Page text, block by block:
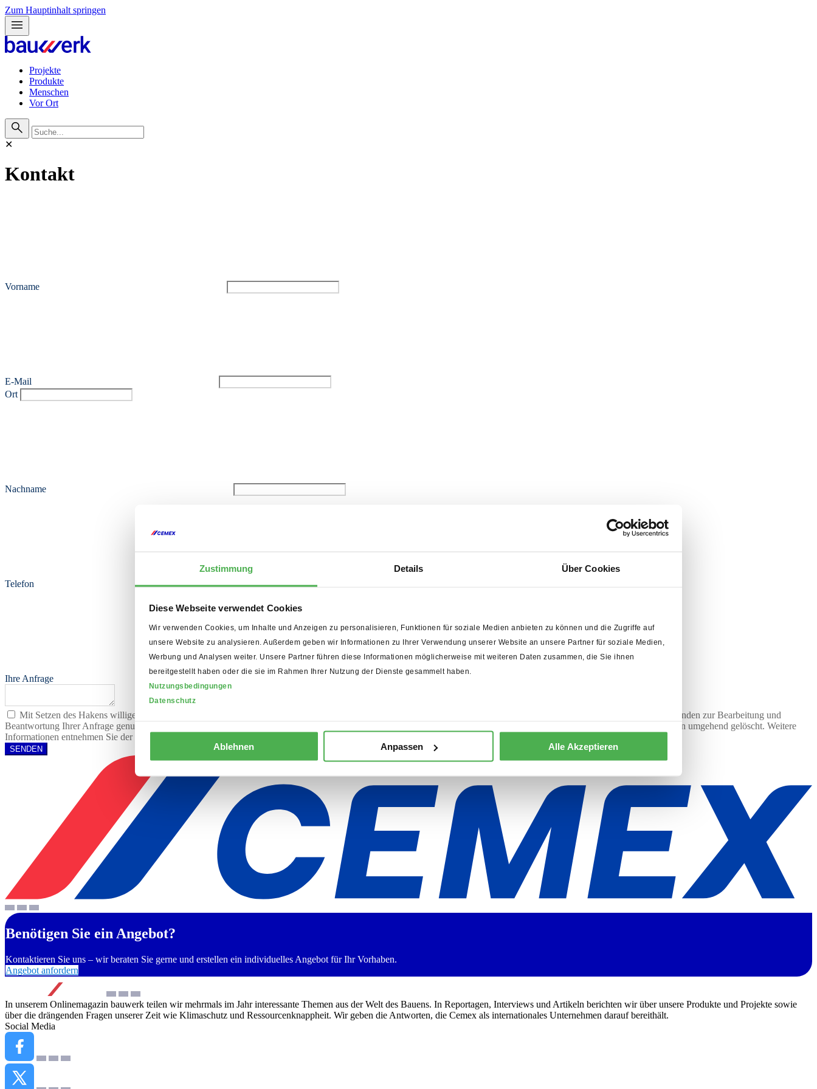
Zustimmung Details Über Cookies
Diese Webseite verwendet Cookies
Wir verwenden Cookies, um Inhalte und Anzeigen zu personalisieren, Funktionen für soziale Medien anbieten zu können und die Zugriffe auf
unsere Website zu analysieren. Außerdem geben wir Informationen zu Ihrer Verwendung unserer Website an unsere Partner für soziale Medien,
Werbung und Analysen weiter. Unsere Partner führen diese Informationen möglicherweise mit weiteren Daten zusammen, die Sie ihnen
bereitgestellt haben oder die sie im Rahmen Ihrer Nutzung der Dienste gesammelt haben.
Nutzungsbedingungen
Datenschutz
Ablehnen Anpassen Alle Akzeptieren
Zum Hauptinhalt springen
menu
Projekte
Produkte
Menschen
Vor Ort
search
✕
Kontakt
Vorname
E-Mail
Ort
Nachname
Telefon
Ihre Anfrage
Mit Setzen des Hakens willige ich ein, dass die von Ihnen angegebenen Daten elektronisch erhoben und gespeichert werden. Ihre Daten werden dabei nur streng zweckgebunden zur Bearbeitung und
Beantwortung Ihrer Anfrage genutzt. Diese Einwilligung können Sie jederzeit unter communication.germany@cemex.com widerrufen. Im Falle des Widerrufs werden Ihre Daten umgehend gelöscht. Weitere
Informationen entnehmen Sie der Datenschutzerklärung. In allen Fällen verarbeiten wir Ihre Daten stets in Übereinstimmung mit den geltenden Datenschutzbestimmungen.*
SENDEN
Benötigen Sie ein Angebot?
Kontaktieren Sie uns – wir beraten Sie gerne und erstellen ein individuelles Angebot für Ihr Vorhaben.
Angebot anfordern
In unserem Onlinemagazin bauwerk teilen wir mehrmals im Jahr interessante Themen aus der Welt des Bauens. In Reportagen, Interviews und Artikeln berichten wir über unsere Produkte und Projekte sowie
über die drängenden Fragen unserer Zeit wie Klimaschutz und Ressourcenknappheit. Wir geben die Antworten, die Cemex als internationales Unternehmen darauf bereithält.
Social Media